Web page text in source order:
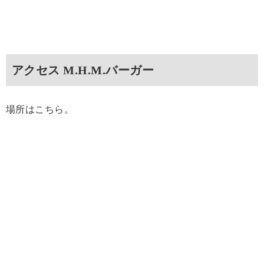
アクセス M.H.M.バーガー
場所はこちら。